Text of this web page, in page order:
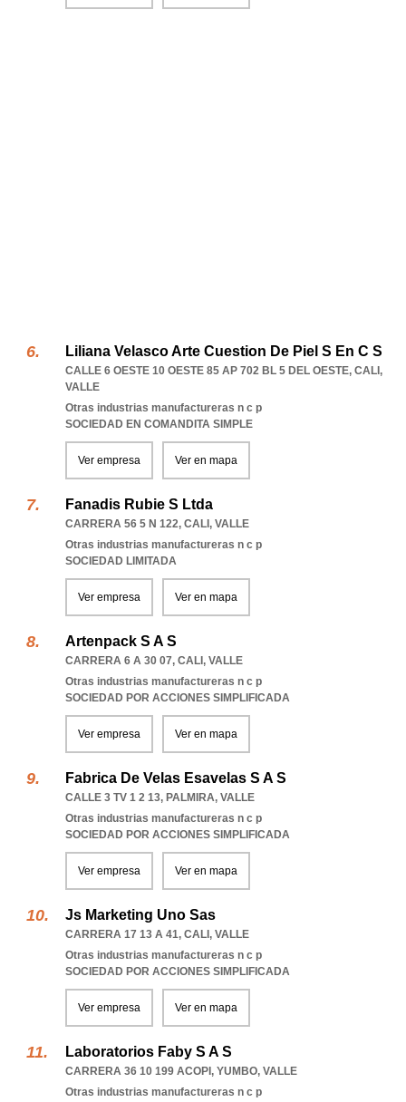
Liliana Velasco Arte Cuestion De Piel S En C S
CALLE 6 OESTE 10 OESTE 85 AP 702 BL 5 DEL OESTE, CALI ,
VALLE
Otras industrias manufactureras n c p
SOCIEDAD EN COMANDITA SIMPLE
Ver empresa Ver en mapa
Fanadis Rubie S Ltda
CARRERA 56 5 N 122, CALI , VALLE
Otras industrias manufactureras n c p
SOCIEDAD LIMITADA
Ver empresa Ver en mapa
Artenpack S A S
CARRERA 6 A 30 07, CALI , VALLE
Otras industrias manufactureras n c p
SOCIEDAD POR ACCIONES SIMPLIFICADA
Ver empresa Ver en mapa
Fabrica De Velas Esavelas S A S
CALLE 3 TV 1 2 13, PALMIRA, VALLE
Otras industrias manufactureras n c p
SOCIEDAD POR ACCIONES SIMPLIFICADA
Ver empresa Ver en mapa
Js Marketing Uno Sas
CARRERA 17 13 A 41, CALI , VALLE
Otras industrias manufactureras n c p
SOCIEDAD POR ACCIONES SIMPLIFICADA
Ver empresa Ver en mapa
Laboratorios Faby S A S
CARRERA 36 10 199 ACOPI , YUMBO, VALLE
Otras industrias manufactureras n c p